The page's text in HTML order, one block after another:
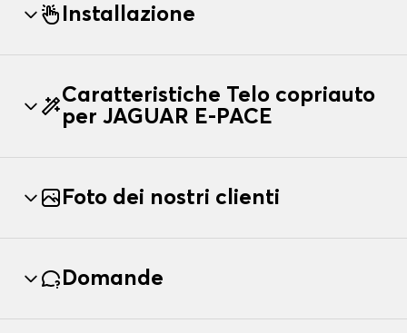
Installazione
Caratteristiche Telo copriauto
per JAGUAR E-PACE
Foto dei nostri clienti
Domande